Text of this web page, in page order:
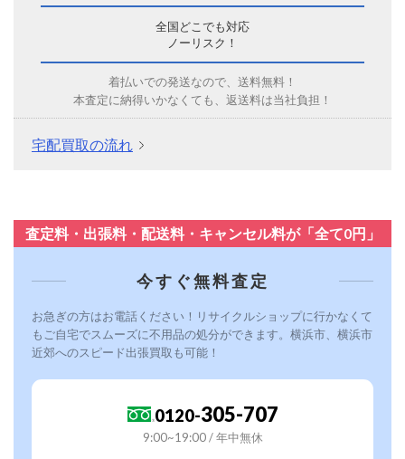
全国どこでも対応
ノーリスク！
着払いでの発送なので、送料無料！
本査定に納得いかなくても、返送料は当社負担！
宅配買取の流れ
査定料・出張料・配送料・キャンセル料が「全て0円」
今すぐ無料査定
お急ぎの方はお電話ください！リサイクルショップに行かなくて
もご自宅でスムーズに不用品の処分ができます。横浜市、横浜市
近郊へのスピード出張買取も可能！
0120-305-707
9:00~19:00 / 年中無休